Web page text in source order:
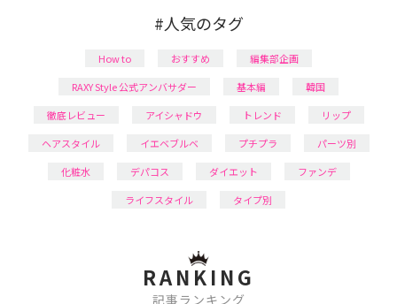
#人気のタグ
How to おすすめ
編集部企画
RAXY Style 公式アンバサダー
基本編
韓国
徹底レビュー
アイシャドウ トレンド
リップ
ヘアスタイル
イエベブルベ プチプラ
パーツ別
化粧水
デパコス ダイエット
ファンデ
ライフスタイル
タイプ別
RANKING
記事ランキング